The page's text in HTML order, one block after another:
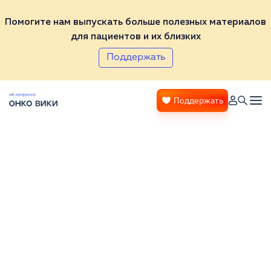
Помогите нам выпускать больше полезных материалов
для пациентов и их близких
Поддержать
Поддержать